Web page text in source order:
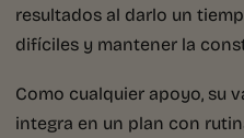
resultados al darlo un
difíciles y mantener la
Como cualquier apoyo, su
integra en un plan con